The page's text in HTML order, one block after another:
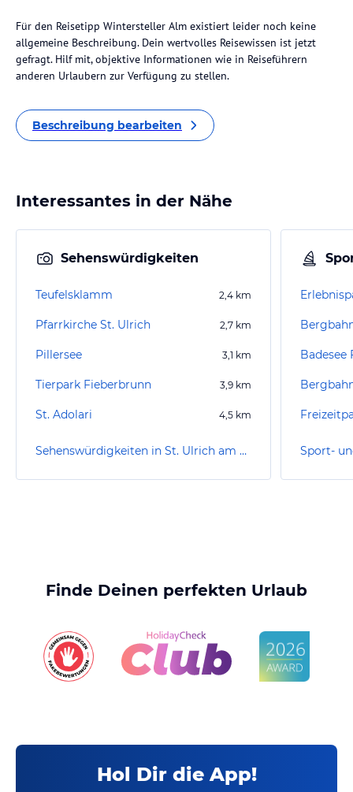
Für den Reisetipp Wintersteller Alm existiert leider noch keine
allgemeine Beschreibung. Dein wertvolles Reisewissen ist jetzt
gefragt. Hilf mit, objektive Informationen wie in Reiseführern
anderen Urlaubern zur Verfügung zu stellen.
Beschreibung bearbeiten
Interessantes in der Nähe
Sehenswürdigkeiten
Teufelsklamm 2,4 km
Pfarrkirche St. Ulrich 2,7 km
Pillersee 3,1 km
Tierpark Fieberbrunn 3,9 km
St. Adolari 4,5 km
Sehenswürdigkeiten in St. Ulrich am Pillersee
Badesee
Finde Deinen perfekten Urlaub
Hol Dir die App!